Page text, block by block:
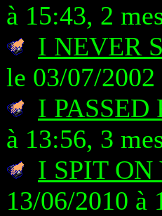
à 15:43, 2
I NEVER
le 03/07/2002
I PASSED
à 13:56, 3
I SPIT ON
13/06/2010 à